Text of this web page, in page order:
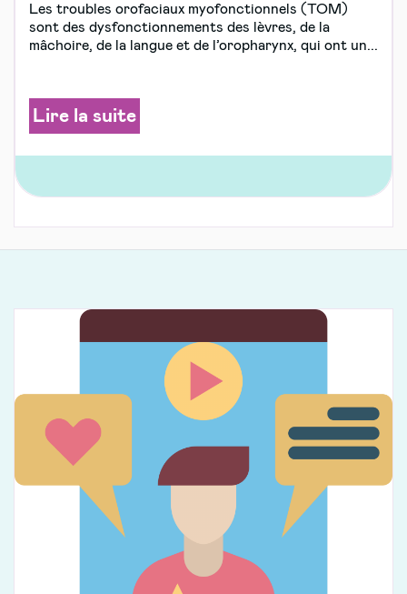
Les troubles orofaciaux myofonctionnels (TOM)
sont des dysfonctionnements des lèvres, de la
mâchoire, de la langue et de l’oropharynx, qui ont un...
Lire la suite